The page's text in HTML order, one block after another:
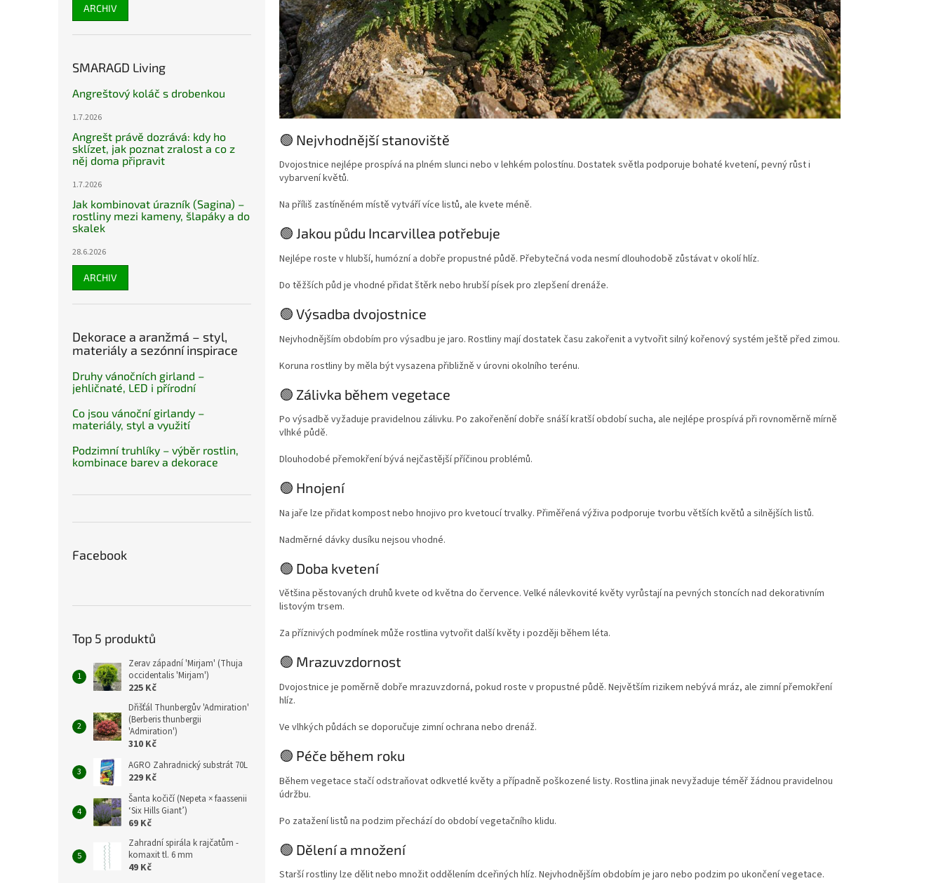
ARCHIV
SMARAGD Living
Angreštový koláč s drobenkou
1.7.2026
Angrešt právě dozrává: kdy ho
sklízet, jak poznat zralost a co z
něj doma připravit
1.7.2026
Jak kombinovat úrazník (Sagina) –
rostliny mezi kameny, šlapáky a do
skalek
28.6.2026
ARCHIV
Dekorace a aranžmá – styl,
materiály a sezónní inspirace
Druhy vánočních girland –
jehličnaté, LED i přírodní
Co jsou vánoční girlandy –
materiály, styl a využití
Podzimní truhlíky – výběr rostlin,
kombinace barev a dekorace
Facebook
Top 5 produktů
Zerav západní 'Mirjam' (Thuja
occidentalis 'Mirjam')
225 Kč
Dřišťál Thunbergův 'Admiration'
(Berberis thunbergii
'Admiration')
310 Kč
AGRO Zahradnický substrát 70L
229 Kč
Šanta kočičí (Nepeta × faassenii
‘Six Hills Giant’)
69 Kč
Zahradní spirála k rajčatům -
komaxit tl. 6 mm
49 Kč
🟢 Nejvhodnější stanoviště
Dvojostnice nejlépe prospívá na plném slunci nebo v lehkém polostínu. Dostatek světla podporuje bohaté kvetení, pevný růst i
vybarvení květů.
Na příliš zastíněném místě vytváří více listů, ale kvete méně.
🟢 Jakou půdu Incarvillea potřebuje
Nejlépe roste v hlubší, humózní a dobře propustné půdě. Přebytečná voda nesmí dlouhodobě zůstávat v okolí hlíz.
Do těžších půd je vhodné přidat štěrk nebo hrubší písek pro zlepšení drenáže.
🟢 Výsadba dvojostnice
Nejvhodnějším obdobím pro výsadbu je jaro. Rostliny mají dostatek času zakořenit a vytvořit silný kořenový systém ještě před zimou.
Koruna rostliny by měla být vysazena přibližně v úrovni okolního terénu.
🟢 Zálivka během vegetace
Po výsadbě vyžaduje pravidelnou zálivku. Po zakořenění dobře snáší kratší období sucha, ale nejlépe prospívá při rovnoměrně mírně
vlhké půdě.
Dlouhodobé přemokření bývá nejčastější příčinou problémů.
🟢 Hnojení
Na jaře lze přidat kompost nebo hnojivo pro kvetoucí trvalky. Přiměřená výživa podporuje tvorbu větších květů a silnějších listů.
Nadměrné dávky dusíku nejsou vhodné.
🟢 Doba kvetení
Většina pěstovaných druhů kvete od května do července. Velké nálevkovité květy vyrůstají na pevných stoncích nad dekorativním
listovým trsem.
Za příznivých podmínek může rostlina vytvořit další květy i později během léta.
🟢 Mrazuvzdornost
Dvojostnice je poměrně dobře mrazuvzdorná, pokud roste v propustné půdě. Největším rizikem nebývá mráz, ale zimní přemokření
hlíz.
Ve vlhkých půdách se doporučuje zimní ochrana nebo drenáž.
🟢 Péče během roku
Během vegetace stačí odstraňovat odkvetlé květy a případně poškozené listy. Rostlina jinak nevyžaduje téměř žádnou pravidelnou
údržbu.
Po zatažení listů na podzim přechází do období vegetačního klidu.
🟢 Dělení a množení
Starší rostliny lze dělit nebo množit oddělením dceřiných hlíz. Nejvhodnějším obdobím je jaro nebo podzim po ukončení vegetace.